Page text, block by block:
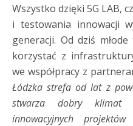
Wszystko dzięki 5G LAB,
i testowania innowacji
generacji. Od dziś
korzystać z
we współpracy z
Łódzka strefa od lat z
stwarza dobry klimat
innowacyjnych